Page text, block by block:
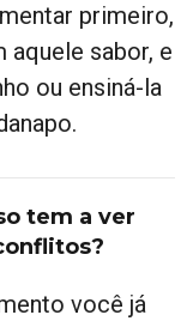
primeiro,
aquele sabor, e
ou ensiná-la
tem a ver
você já